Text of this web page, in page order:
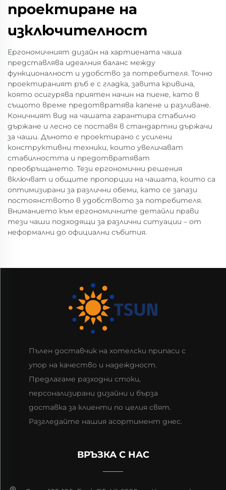
проектиране на
изключителност
Ергономичният дизайн на хартиената чаша
представлява идеалния баланс между
функционалност и удобство за потребителя. Точно
проектираният ръб е с гладка, завита кривина,
която осигурява приятен начин на пиене, като в
същото време предотвратява капене и разливане.
Коничният вид на чашата гарантира стабилно
държане и лесно се поставя в стандартни държачи
за чаши. Дъното е проектирано с усилени
конструктивни техники, които увеличават
стабилността и предотвратяват
преобръщането. Тези ергономични решения
включват и общите пропорции на чашата, които са
оптимизирани за различни обеми, като се запази
постоянството в удобството за потребителя.
Вниманието към ергономичните детайли прави
тези чаши подходящи за различни ситуации – от
неформални до официални събития.
Пълен доставчик на хотелски припаси с
упор на качество и надеждност.
Предлагаме разходни стоки,
персонализирани дизайни и бърза
доставка за клиенти по целия свят.
Разгледайте нашия асортимент днес.
ВРЪЗКА С НАС